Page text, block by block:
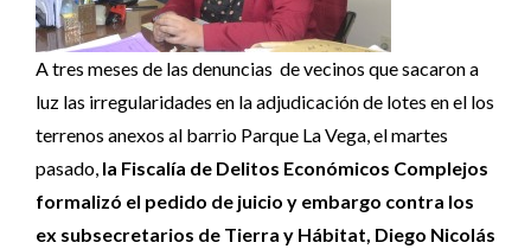
A tres meses de las denuncias de vecinos que sacaron a
luz las irregularidades en la adjudicación de lotes en el los
terrenos anexos al barrio Parque La Vega, el martes
pasado, la Fiscalía de Delitos Económicos Complejos
formalizó el pedido de juicio y embargo contra los
ex subsecretarios de Tierra y Hábitat, Diego Nicolás